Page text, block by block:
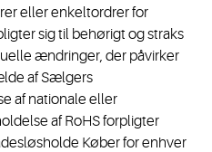
eller enkeltordrer for
sig til behørigt og straks
ændringer, der påvirker
af Sælgers
af nationale eller
af RoHS forpligter
Køber for enhver